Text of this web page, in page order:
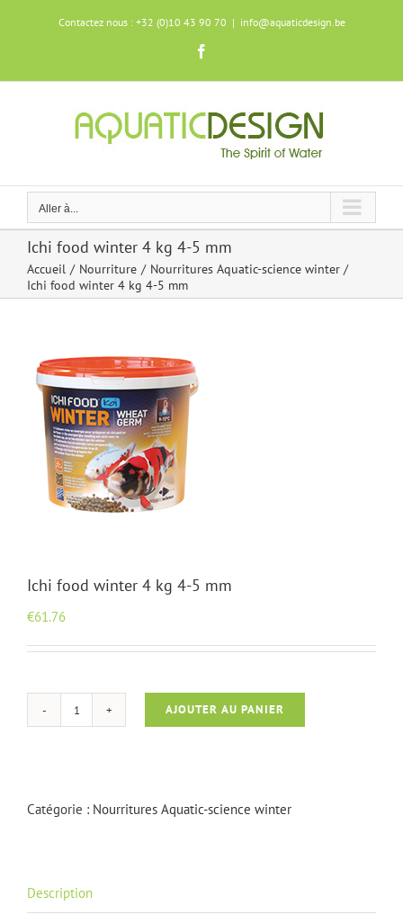
Contactez nous : +32 (0)10 43 90 70 | info@aquaticdesign.be
Aller à...
Ichi food winter 4 kg 4-5 mm
Accueil Nourriture
Nourritures Aquatic-science winter
Ichi food winter 4 kg 4-5 mm
Ichi food winter 4 kg 4-5 mm
€61.76
quantité
winter
5
AJOUTER AU PANIER
Catégorie : Nourritures Aquatic-science winter
Description